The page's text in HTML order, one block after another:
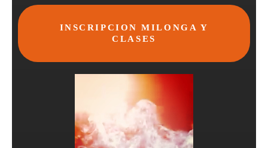
INSCRIPCION MILONGA Y
CLASES